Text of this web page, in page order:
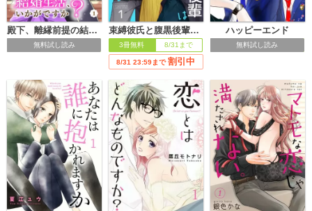
殿下、離縁前提の結婚生活、いかがですか？
無料試し読み
束縛彼氏と腹黒後輩は待てを知らない
3冊無料 8/31まで
8/31 23:59まで 割引中
ハッピーエンド
無料試し読み